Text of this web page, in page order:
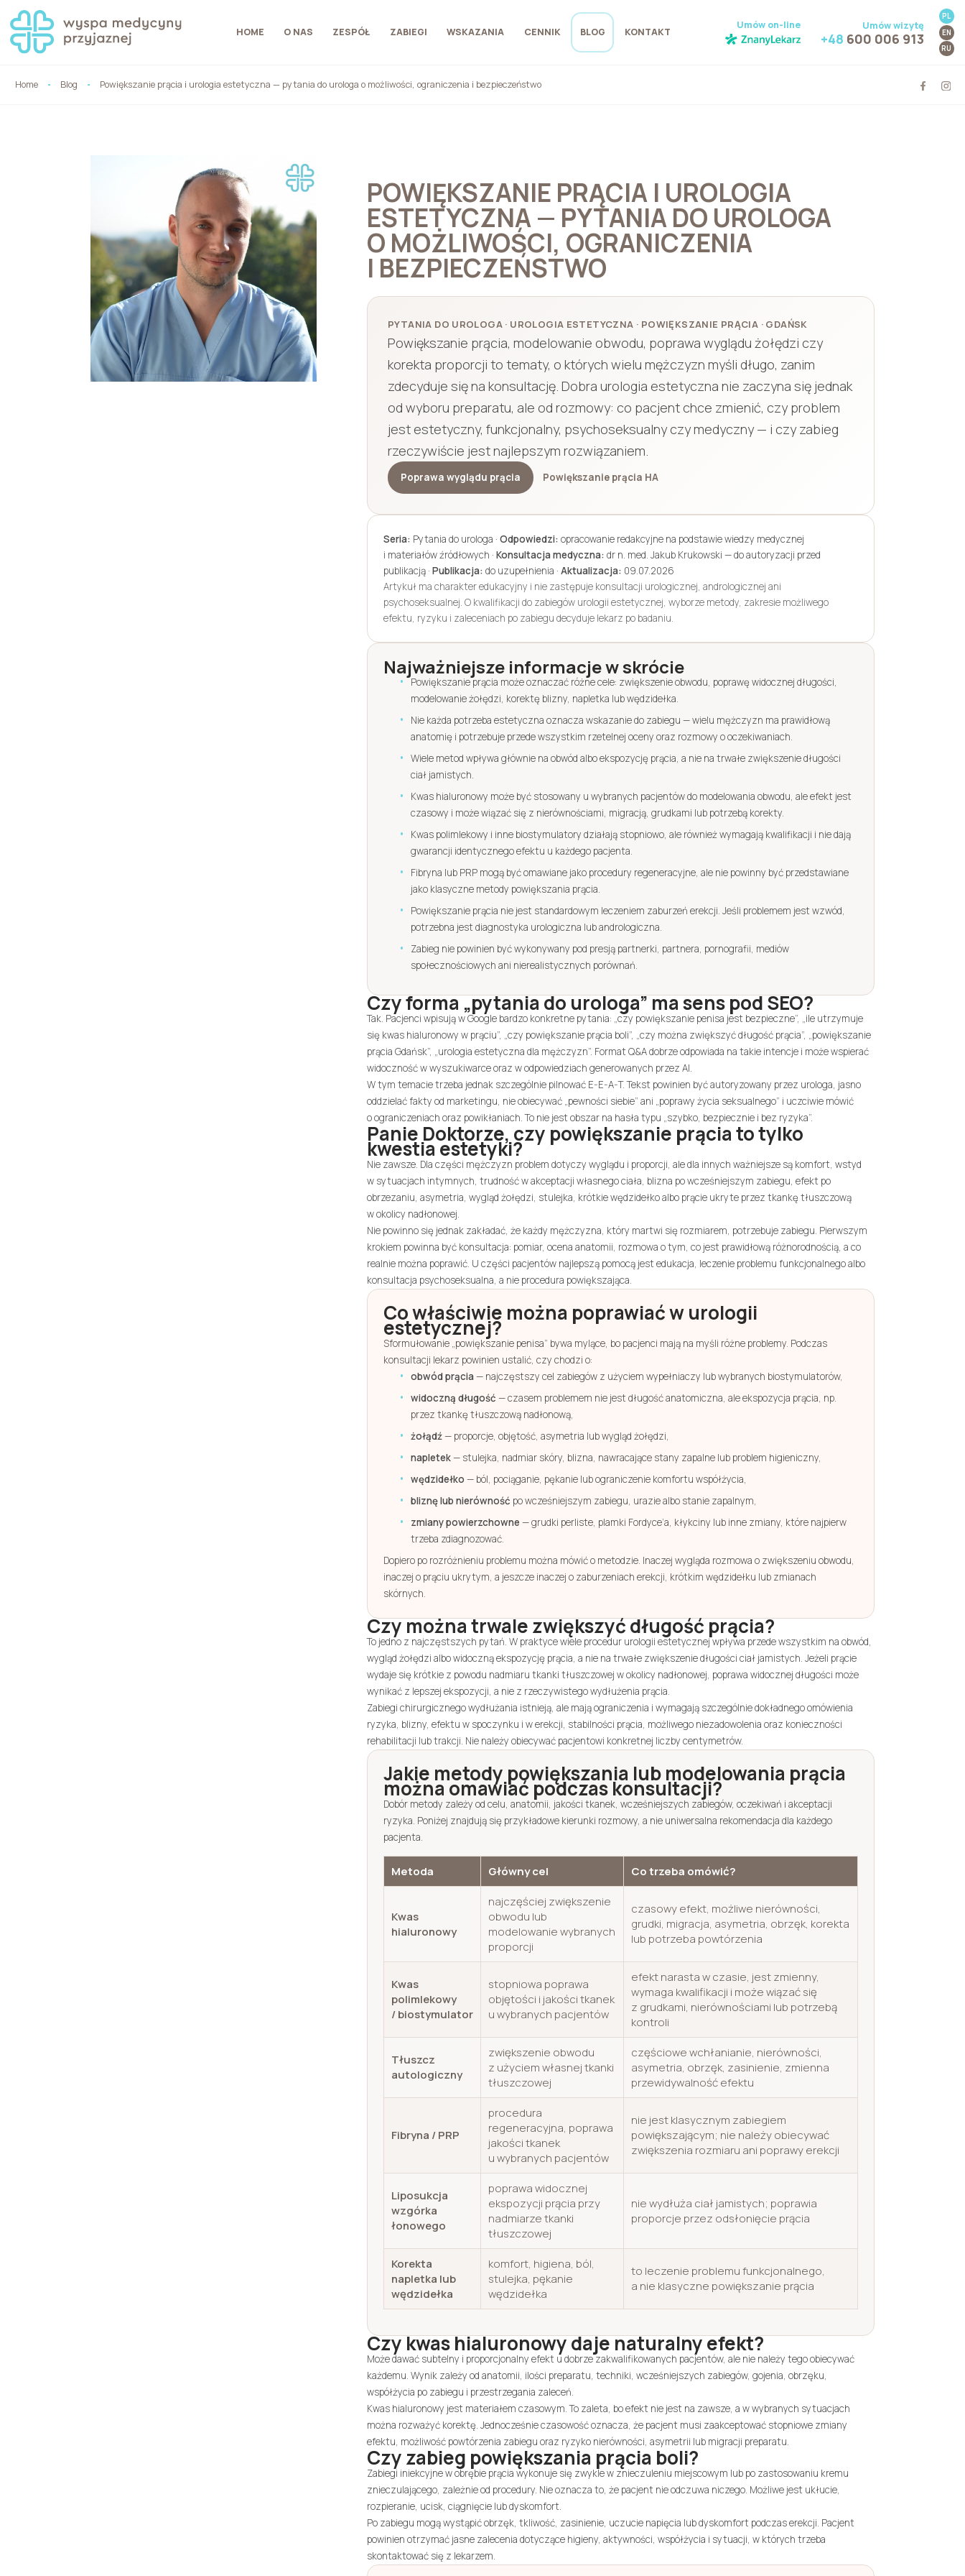
HOME O NAS ZESPÓŁ ZABIEGI WSKAZANIA CENNIK BLOG KONTAKT
Umów on-line Umów wizytę
+48 600 006 913
PL
EN
RU
Home Blog Powiększanie prącia i urologia estetyczna — pytania do urologa o możliwości, ograniczenia i bezpieczeństwo
POWIĘKSZANIE PRĄCIA I UROLOGIA
ESTETYCZNA — PYTANIA DO UROLOGA
O MOŻLIWOŚCI, OGRANICZENIA
I BEZPIECZEŃSTWO
PYTANIA DO UROLOGA · UROLOGIA ESTETYCZNA · POWIĘKSZANIE PRĄCIA · GDAŃSK
Powiększanie prącia, modelowanie obwodu, poprawa wyglądu żołędzi czy
korekta proporcji to tematy, o których wielu mężczyzn myśli długo, zanim
zdecyduje się na konsultację. Dobra urologia estetyczna nie zaczyna się jednak
od wyboru preparatu, ale od rozmowy: co pacjent chce zmienić, czy problem
jest estetyczny, funkcjonalny, psychoseksualny czy medyczny — i czy zabieg
rzeczywiście jest najlepszym rozwiązaniem.
Poprawa wyglądu prącia Powiększanie prącia HA
Seria: Pytania do urologa · Odpowiedzi: opracowanie redakcyjne na podstawie wiedzy medycznej
i materiałów źródłowych · Konsultacja medyczna: dr n. med. Jakub Krukowski — do autoryzacji przed
publikacją · Publikacja: do uzupełnienia · Aktualizacja: 09.07.2026
Artykuł ma charakter edukacyjny i nie zastępuje konsultacji urologicznej, andrologicznej ani
psychoseksualnej. O kwalifikacji do zabiegów urologii estetycznej, wyborze metody, zakresie możliwego
efektu, ryzyku i zaleceniach po zabiegu decyduje lekarz po badaniu.
Najważniejsze informacje w skrócie
Powiększanie prącia może oznaczać różne cele: zwiększenie obwodu, poprawę widocznej długości,
modelowanie żołędzi, korektę blizny, napletka lub wędzidełka.
Nie każda potrzeba estetyczna oznacza wskazanie do zabiegu — wielu mężczyzn ma prawidłową
anatomię i potrzebuje przede wszystkim rzetelnej oceny oraz rozmowy o oczekiwaniach.
Wiele metod wpływa głównie na obwód albo ekspozycję prącia, a nie na trwałe zwiększenie długości
ciał jamistych.
Kwas hialuronowy może być stosowany u wybranych pacjentów do modelowania obwodu, ale efekt jest
czasowy i może wiązać się z nierównościami, migracją, grudkami lub potrzebą korekty.
Kwas polimlekowy i inne biostymulatory działają stopniowo, ale również wymagają kwalifikacji i nie dają
gwarancji identycznego efektu u każdego pacjenta.
Fibryna lub PRP mogą być omawiane jako procedury regeneracyjne, ale nie powinny być przedstawiane
jako klasyczne metody powiększania prącia.
Powiększanie prącia nie jest standardowym leczeniem zaburzeń erekcji. Jeśli problemem jest wzwód,
potrzebna jest diagnostyka urologiczna lub andrologiczna.
Zabieg nie powinien być wykonywany pod presją partnerki, partnera, pornografii, mediów
społecznościowych ani nierealistycznych porównań.
Czy forma „pytania do urologa” ma sens pod SEO?
Tak. Pacjenci wpisują w Google bardzo konkretne pytania: „czy powiększanie penisa jest bezpieczne”, „ile utrzymuje
się kwas hialuronowy w prąciu”, „czy powiększanie prącia boli”, „czy można zwiększyć długość prącia”, „powiększanie
prącia Gdańsk”, „urologia estetyczna dla mężczyzn”. Format Q&A dobrze odpowiada na takie intencje i może wspierać
widoczność w wyszukiwarce oraz w odpowiedziach generowanych przez AI.
W tym temacie trzeba jednak szczególnie pilnować E-E-A-T. Tekst powinien być autoryzowany przez urologa, jasno
oddzielać fakty od marketingu, nie obiecywać „pewności siebie” ani „poprawy życia seksualnego” i uczciwie mówić
o ograniczeniach oraz powikłaniach. To nie jest obszar na hasła typu „szybko, bezpiecznie i bez ryzyka”.
Panie Doktorze, czy powiększanie prącia to tylko
kwestia estetyki?
Nie zawsze. Dla części mężczyzn problem dotyczy wyglądu i proporcji, ale dla innych ważniejsze są komfort, wstyd
w sytuacjach intymnych, trudność w akceptacji własnego ciała, blizna po wcześniejszym zabiegu, efekt po
obrzezaniu, asymetria, wygląd żołędzi, stulejka, krótkie wędzidełko albo prącie ukryte przez tkankę tłuszczową
w okolicy nadłonowej.
Nie powinno się jednak zakładać, że każdy mężczyzna, który martwi się rozmiarem, potrzebuje zabiegu. Pierwszym
krokiem powinna być konsultacja: pomiar, ocena anatomii, rozmowa o tym, co jest prawidłową różnorodnością, a co
realnie można poprawić. U części pacjentów najlepszą pomocą jest edukacja, leczenie problemu funkcjonalnego albo
konsultacja psychoseksualna, a nie procedura powiększająca.
Co właściwie można poprawiać w urologii
estetycznej?
Sformułowanie „powiększanie penisa” bywa mylące, bo pacjenci mają na myśli różne problemy. Podczas
konsultacji lekarz powinien ustalić, czy chodzi o:
obwód prącia— najczęstszy cel zabiegów z użyciem wypełniaczy lub wybranych biostymulatorów,
widoczną długość — czasem problemem nie jest długość anatomiczna, ale ekspozycja prącia, np.
przez tkankę tłuszczową nadłonową,
żołądź— proporcje, objętość, asymetria lub wygląd żołędzi,
napletek— stulejka, nadmiar skóry, blizna, nawracające stany zapalne lub problem higieniczny,
wędzidełko — ból, pociąganie, pękanie lub ograniczenie komfortu współżycia,
bliznę lub nierówność po wcześniejszym zabiegu, urazie albo stanie zapalnym,
zmiany powierzchowne — grudki perliste, plamki Fordyce’a, kłykciny lub inne zmiany, które najpierw
trzeba zdiagnozować.
Dopiero po rozróżnieniu problemu można mówić o metodzie. Inaczej wygląda rozmowa o zwiększeniu obwodu,
inaczej o prąciu ukrytym, a jeszcze inaczej o zaburzeniach erekcji, krótkim wędzidełku lub zmianach
skórnych.
Czy można trwale zwiększyć długość prącia?
To jedno z najczęstszych pytań. W praktyce wiele procedur urologii estetycznej wpływa przede wszystkim na obwód,
wygląd żołędzi albo widoczną ekspozycję prącia, a nie na trwałe zwiększenie długości ciał jamistych. Jeżeli prącie
wydaje się krótkie z powodu nadmiaru tkanki tłuszczowej w okolicy nadłonowej, poprawa widocznej długości może
wynikać z lepszej ekspozycji, a nie z rzeczywistego wydłużenia prącia.
Zabiegi chirurgicznego wydłużania istnieją, ale mają ograniczenia i wymagają szczególnie dokładnego omówienia
ryzyka, blizny, efektu w spoczynku i w erekcji, stabilności prącia, możliwego niezadowolenia oraz konieczności
rehabilitacji lub trakcji. Nie należy obiecywać pacjentowi konkretnej liczby centymetrów.
Jakie metody powiększania lub modelowania prącia
można omawiać podczas konsultacji?
Dobór metody zależy od celu, anatomii, jakości tkanek, wcześniejszych zabiegów, oczekiwań i akceptacji
ryzyka. Poniżej znajdują się przykładowe kierunki rozmowy, a nie uniwersalna rekomendacja dla każdego
pacjenta.
Metoda Główny cel Co trzeba omówić?
Kwas
hialuronowy
najczęściej zwiększenie
obwodu lub
modelowanie wybranych
proporcji
czasowy efekt, możliwe nierówności,
grudki, migracja, asymetria, obrzęk, korekta
lub potrzeba powtórzenia
Kwas
polimlekowy
/ biostymulator
stopniowa poprawa
objętości i jakości tkanek
u wybranych pacjentów
efekt narasta w czasie, jest zmienny,
wymaga kwalifikacji i może wiązać się
z grudkami, nierównościami lub potrzebą
kontroli
Tłuszcz
autologiczny
zwiększenie obwodu
z użyciem własnej tkanki
tłuszczowej
częściowe wchłanianie, nierówności,
asymetria, obrzęk, zasinienie, zmienna
przewidywalność efektu
Fibryna / PRP
procedura
regeneracyjna, poprawa
jakości tkanek
u wybranych pacjentów
nie jest klasycznym zabiegiem
powiększającym; nie należy obiecywać
zwiększenia rozmiaru ani poprawy erekcji
Liposukcja
wzgórka
łonowego
poprawa widocznej
ekspozycji prącia przy
nadmiarze tkanki
tłuszczowej
nie wydłuża ciał jamistych; poprawia
proporcje przez odsłonięcie prącia
Korekta
napletka lub
wędzidełka
komfort, higiena, ból,
stulejka, pękanie
wędzidełka
to leczenie problemu funkcjonalnego,
a nie klasyczne powiększanie prącia
Czy kwas hialuronowy daje naturalny efekt?
Może dawać subtelny i proporcjonalny efekt u dobrze zakwalifikowanych pacjentów, ale nie należy tego obiecywać
każdemu. Wynik zależy od anatomii, ilości preparatu, techniki, wcześniejszych zabiegów, gojenia, obrzęku,
współżycia po zabiegu i przestrzegania zaleceń.
Kwas hialuronowy jest materiałem czasowym. To zaleta, bo efekt nie jest na zawsze, a w wybranych sytuacjach
można rozważyć korektę. Jednocześnie czasowość oznacza, że pacjent musi zaakceptować stopniowe zmiany
efektu, możliwość powtórzenia zabiegu oraz ryzyko nierówności, asymetrii lub migracji preparatu.
Czy zabieg powiększania prącia boli?
Zabiegi iniekcyjne w obrębie prącia wykonuje się zwykle w znieczuleniu miejscowym lub po zastosowaniu kremu
znieczulającego, zależnie od procedury. Nie oznacza to, że pacjent nie odczuwa niczego. Możliwe jest ukłucie,
rozpieranie, ucisk, ciągnięcie lub dyskomfort.
Po zabiegu mogą wystąpić obrzęk, tkliwość, zasinienie, uczucie napięcia lub dyskomfort podczas erekcji. Pacjent
powinien otrzymać jasne zalecenia dotyczące higieny, aktywności, współżycia i sytuacji, w których trzeba
skontaktować się z lekarzem.